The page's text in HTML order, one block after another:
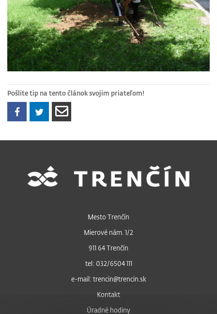
Pošlite tip na tento článok svojim priateľom!
Mesto Trenčín
Mierové nám. 1/2
911 64 Trenčín
tel: 032/6504 111
e-mail: trencin@trencin.sk
Kontakt
Úradné hodiny